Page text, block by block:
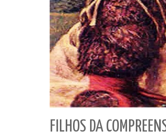
FILHOS DA